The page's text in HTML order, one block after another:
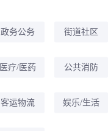
潞城区市场监管
科普研学度盛夏
政务公务 街道社区
医疗/医药 公共消防
客运物流 娱乐/生活